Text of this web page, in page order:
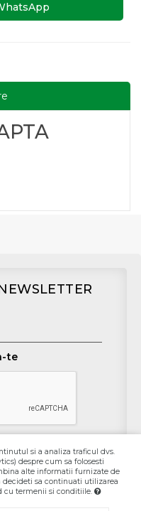
te
si a analiza traficul dvs.
despre cum sa folosesti
alte informatii furnizate de
decideti sa continuati utilizarea
cu termenii si conditiile.